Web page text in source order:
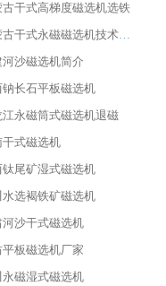
古干式高梯度磁选机选铁
内蒙古干式永磁磁选机技术要求
河沙磁选机简介
钠长石平板磁选机
江永磁筒式磁选机退磁
干式磁选机
钛尾矿湿式磁选机
水选褐铁矿磁选机
河沙干式磁选机
平板磁选机厂家
永磁湿式磁选机